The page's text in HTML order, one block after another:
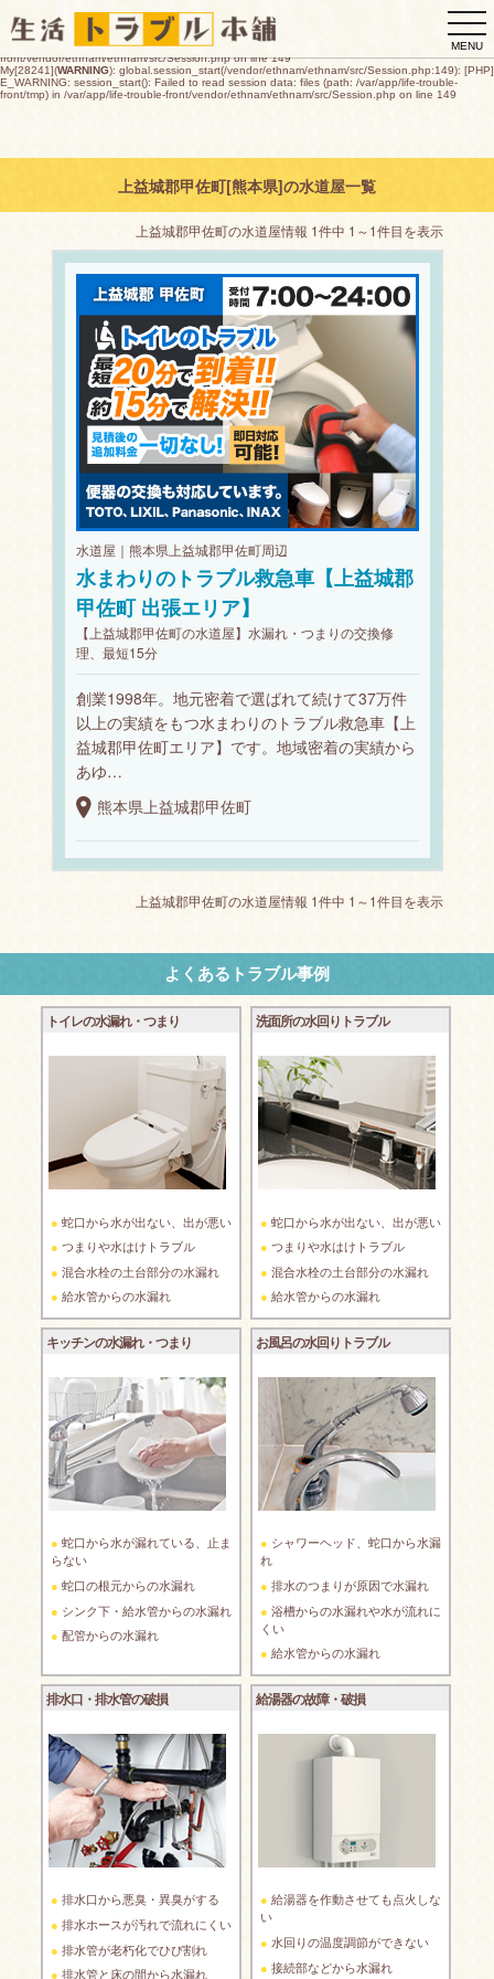
E_WARNING: session_start(): open(/var/app/life-trouble-
front/tmp/sess_28bdf4597ed6412f1ac8451b1820617b08b8e6c633f553630009906e450e75db,
O_RDWR) failed: デバイスに空き領域がありません (28) in /var/app/life-trouble-
front/vendor/ethnam/ethnam/src/Session.php on line 149
My[28241](WARNING): global.session_start(/vendor/ethnam/ethnam/src/Session.php:149): [PHP]
E_WARNING: session_start(): Failed to read session data: files (path: /var/app/life-trouble-
front/tmp) in /var/app/life-trouble-front/vendor/ethnam/ethnam/src/Session.php on line 149
MENU
上益城郡甲佐町[熊本県]の水道屋一覧
上益城郡甲佐町の水道屋情報 1件中 1～1件目を表示
水道屋｜熊本県上益城郡甲佐町周辺
水まわりのトラブル救急車【上益城郡
甲佐町 出張エリア】
【上益城郡甲佐町の水道屋】水漏れ・つまりの交換修
理、最短15分
創業1998年。地元密着で選ばれて続けて37万件
以上の実績をもつ水まわりのトラブル救急車【上
益城郡甲佐町エリア】です。地域密着の実績から
あゆ…
熊本県上益城郡甲佐町
上益城郡甲佐町の水道屋情報 1件中 1～1件目を表示
よくあるトラブル事例
トイレの水漏れ・つまり
蛇口から水が出ない、出が悪い
つまりや水はけトラブル
混合水栓の土台部分の水漏れ
給水管からの水漏れ
洗面所の水回りトラブル
蛇口から水が出ない、出が悪い
つまりや水はけトラブル
混合水栓の土台部分の水漏れ
給水管からの水漏れ
キッチンの水漏れ・つまり
蛇口から水が漏れている、止ま
らない
蛇口の根元からの水漏れ
シンク下・給水管からの水漏れ
配管からの水漏れ
お風呂の水回りトラブル
シャワーヘッド、蛇口から水漏
れ
排水のつまりが原因で水漏れ
浴槽からの水漏れや水が流れに
くい
給水管からの水漏れ
排水口・排水管の破損
排水口から悪臭・異臭がする
排水ホースが汚れで流れにくい
排水管が老朽化でひび割れ
排水管と床の間から水漏れ
給湯器の故障・破損
給湯器を作動させても点火しな
い
水回りの温度調節ができない
接続部などから水漏れ